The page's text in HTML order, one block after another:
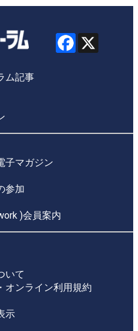
ム記事
子マガジン
参加
)会員案内
いて
オンライン利用規約
示